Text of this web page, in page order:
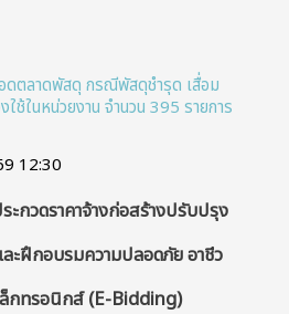
อดตลาดพัสดุ กรณีพัสดุชํารุด เสื่อม
ช้ในหน่วยงาน จํานวน 395 รายการ
12:30
ะกวดราคาจ้างก่อสร้างปรับปรุง
ะฝึกอบรมความปลอดภัย อาชีว
ล็กทรอนิกส์ (e-Bidding)